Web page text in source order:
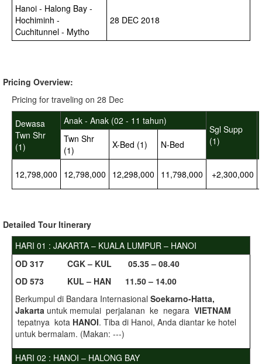
Hanoi - Halong Bay -
Hochiminh -
Cuchitunnel - Mytho
28 DEC 2018
Pricing Overview:
Pricing for traveling on 28 Dec
Dewasa
Twn Shr
(1)
Anak - Anak (02 - 11 tahun)
Sgl Supp
(1)
Twn Shr
(1)
X-Bed (1) N-Bed
12,798,000 12,798,000 12,298,000 11,798,000 +2,300,000
Detailed Tour Itinerary
HARI 01 : JAKARTA – KUALA LUMPUR – HANOI
OD 317 CGK – KUL 05.35 – 08.40
OD 573 KUL – HAN 11.50 – 14.00
Berkumpul di Bandara Internasional Soekarno-Hatta,
Jakarta untuk memulai perjalanan ke negara VIETNAM
tepatnya kota HANOI. Tiba di Hanoi, Anda diantar ke hotel
untuk bermalam. (Makan: ---)
HARI 02 : HANOI – HALONG BAY